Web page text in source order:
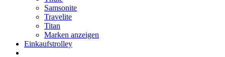
Samsonite
Travelite
Titan
Marken anzeigen
Einkaufstrolley